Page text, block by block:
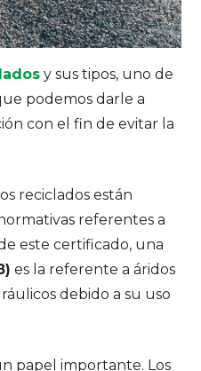
y sus tipos, uno de
podemos darle a
con el fin de evitar la
reciclados están
referentes a
este certificado, una
es la referente a áridos
debido a su uso
papel importante. Los